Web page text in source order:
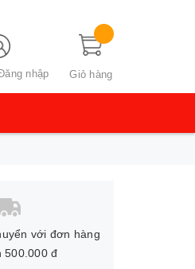
nhập Giỏ hàng
với đơn hàng
500.000 đ